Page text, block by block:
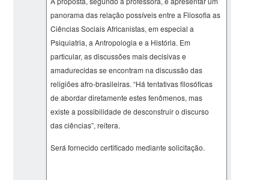
panorama das relação possíveis entre a Filosofia as
Ciências Sociais Africanistas, em especial a
Psiquiatria, a Antropologia e a História. Em
particular, as discussões mais decisivas e
amadurecidas se encontram na discussão das
religiões afro-brasileiras. “Há tentativas filosóficas
de abordar diretamente estes fenômenos, mas
existe a possibilidade de desconstruir o discurso
das ciências”, reitera.
Será fornecido certificado mediante solicitação.